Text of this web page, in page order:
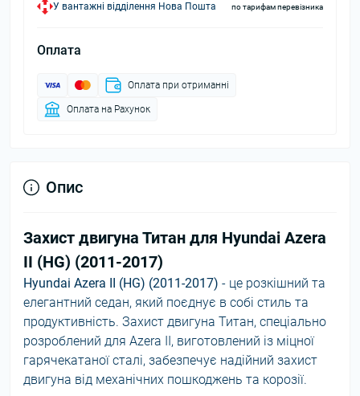
У вантажні відділення Нова Пошта по тарифам перевізника
Оплата
Оплата при отриманні
Оплата на Рахунок
Опис
Захист двигуна Титан для Hyundai Azera
II (HG) (2011-2017)
Hyundai Azera II (HG) (2011-2017) - це розкішний та
елегантний седан, який поєднує в собі стиль та
продуктивність. Захист двигуна Титан, спеціально
розроблений для Azera II, виготовлений із міцної
гарячекатаної сталі, забезпечує надійний захист
двигуна від механічних пошкоджень та корозії.